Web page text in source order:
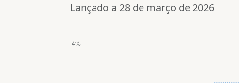
Lançado a 28 de março de 2026